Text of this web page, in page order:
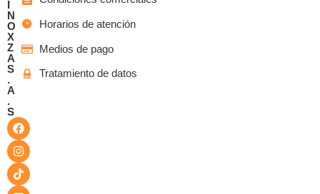
I
N
O
X
Z
A
S
.
A
.
S
Horarios de atención
Medios de pago
Tratamiento de datos